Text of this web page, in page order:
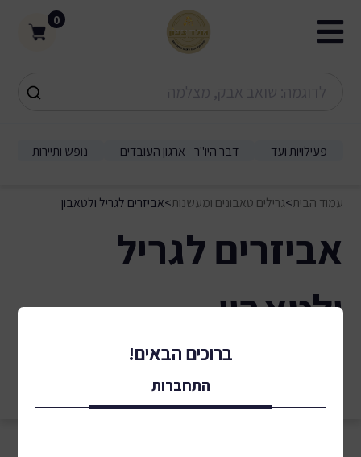
0
נופש ותיירות פעילויות ועד דבר היו"ר - ארגון העובדים
ברוכים הבאים!
התחברות
עמוד הבית>גרילים טאבונים ומעשנות>אביזרים לגריל ולטאבון
אביזרים לגריל
ולטאבון
מיון לפי: